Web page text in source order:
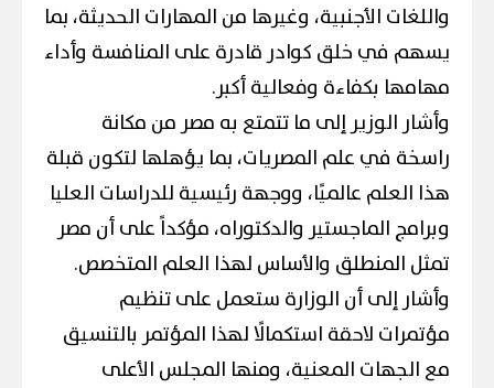
واللغات الأجنبية، وغيرها من المهارات الحديثة، بما
يسهم في خلق كوادر قادرة على المنافسة وأداء
مهامها بكفاءة وفعالية أكبر.
وأشار الوزير إلى ما تتمتع به مصر من مكانة
راسخة في علم المصريات، بما يؤهلها لتكون قبلة
هذا العلم عالميًا، ووجهة رئيسية للدراسات العليا
وبرامج الماجستير والدكتوراه، مؤكداً على أن مصر
تمثل المنطلق والأساس لهذا العلم المتخصص.
وأشار إلى أن الوزارة ستعمل على تنظيم
مؤتمرات لاحقة استكمالًا لهذا المؤتمر بالتنسيق
مع الجهات المعنية، ومنها المجلس الأعلى